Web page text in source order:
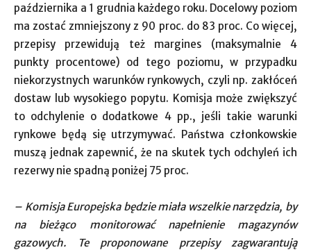
października a 1 grudnia każdego roku. Docelowy poziom
ma zostać zmniejszony z 90 proc. do 83 proc. Co więcej,
przepisy przewidują też margines (maksymalnie 4
punkty procentowe) od tego poziomu, w przypadku
niekorzystnych warunków rynkowych, czyli np. zakłóceń
dostaw lub wysokiego popytu. Komisja może zwiększyć
to odchylenie o dodatkowe 4 pp., jeśli takie warunki
rynkowe będą się utrzymywać. Państwa członkowskie
muszą jednak zapewnić, że na skutek tych odchyleń ich
rezerwy nie spadną poniżej 75 proc.
– Komisja Europejska będzie miała wszelkie narzędzia, by
na bieżąco monitorować napełnienie magazynów
gazowych. Te proponowane przepisy zagwarantują